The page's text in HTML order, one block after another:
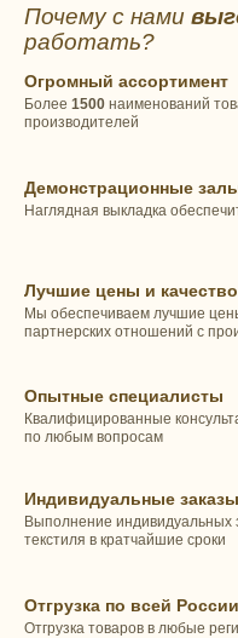
Почему с нами
работать?
Огромный ассортимент
Более 1500 наименований
производителей
Демонстрационные
Наглядная выкладка
Лучшие цены и качество
Мы обеспечиваем лучшие
партнерских отношений с
Опытные специалисты
Квалифицированные
по любым вопросам
Индивидуальные заказы
Выполнение индивидуальных
текстиля в кратчайшие сроки
Отгрузка по всей России
Отгрузка товаров в любые